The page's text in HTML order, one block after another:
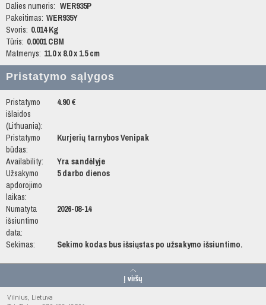
Dalies numeris: WER935P
Pakeitimas: WER935Y
Svoris: 0.014 Kg
Tūris: 0.0001 CBM
Matmenys: 11.0 x 8.0 x 1.5 cm
Pristatymo sąlygos
Pristatymo
išlaidos
(Lithuania):
4.90 €
Pristatymo
būdas:
Kurjerių tarnybos Venipak
Availability:
Yra sandėlyje
Užsakymo
apdorojimo
laikas:
5 darbo dienos
Numatyta
išsiuntimo
data:
2026-08-14
Sekimas: Sekimo kodas bus išsiųstas po užsakymo išsiuntimo.
Į viršų
Vilnius, Lietuva